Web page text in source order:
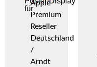
für
Apple
Premium
Reseller
Deutschland
/
Arndt